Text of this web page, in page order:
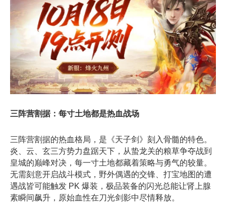
三阵营割据：每寸土地都是热血战场
三阵营割据的热血格局，是《天子剑》刻入骨髓的特色。
炎、云、玄三方势力盘踞天下，从蛰龙关的粮草争夺战到
皇城的巅峰对决，每一寸土地都藏着策略与勇气的较量。
无需刻意开启战斗模式，野外偶遇的交锋、打宝地图的遭
遇战皆可能触发 PK 爆装，极品装备的闪光总能让肾上腺
素瞬间飙升，原始血性在刀光剑影中尽情释放。​